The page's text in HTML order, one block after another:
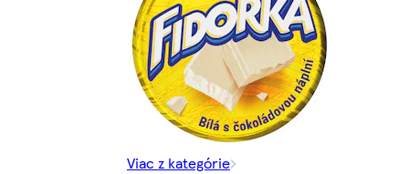
Viac z kategórie